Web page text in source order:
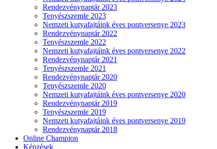
Rendezvénynaptár 2023
Tenyészszemle 2023
Nemzeti kutyafajtáink éves pontversenye 2023
Rendezvénynaptár 2022
Tenyészszemle 2022
Nemzeti kutyafajtáink éves pontversenye 2022
Rendezvénynaptár 2021
Tenyészszemle 2021
Rendezvénynaptár 2020
Tenyészszemle 2020
Nemzeti kutyafajtáink éves pontversenye 2020
Rendezvénynaptár 2019
Tenyészszemle 2019
Nemzeti kutyafajtáink éves pontversenye 2019
Rendezvénynaptár 2018
Online Champion
Képzések